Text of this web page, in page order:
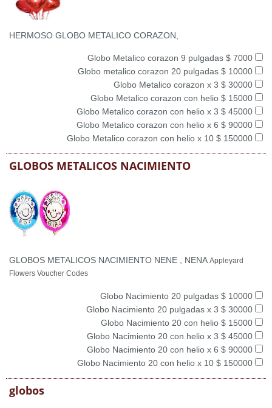
HERMOSO GLOBO METALICO CORAZON,
Globo Metalico corazon 9 pulgadas $ 7000
Globo metalico corazon 20 pulgadas $ 10000
Globo Metalico corazon x 3 $ 30000
Globo Metalico corazon con helio $ 15000
Globo Metalico corazon con helio x 3 $ 45000
Globo Metalico corazon con helio x 6 $ 90000
Globo Metalico corazon con helio x 10 $ 150000
GLOBOS METALICOS NACIMIENTO
GLOBOS METALICOS NACIMIENTO NENE , NENA Appleyard
Flowers Voucher Codes
Globo Nacimiento 20 pulgadas $ 10000
Globo Nacimiento 20 pulgadas x 3 $ 30000
Globo Nacimiento 20 con helio $ 15000
Globo Nacimiento 20 con helio x 3 $ 45000
Globo Nacimiento 20 con helio x 6 $ 90000
Globo Nacimiento 20 con helio x 10 $ 150000
globos